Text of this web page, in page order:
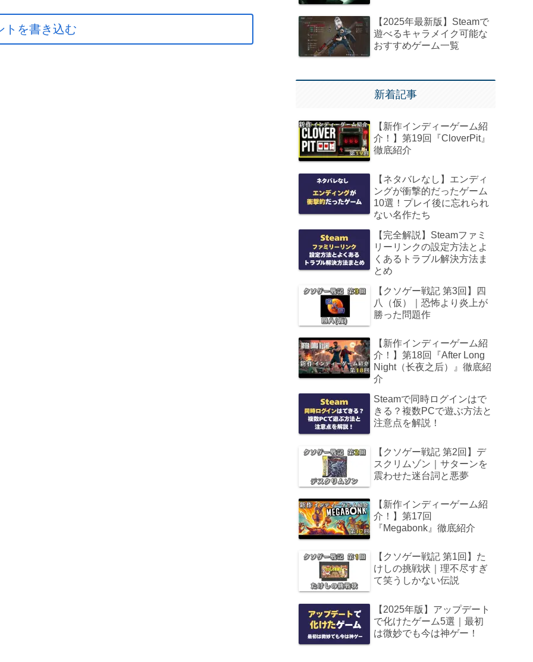
トを書き込む
【2025年最新版】Steamで
遊べるキャラメイク可能な
おすすめゲーム一覧
新着記事
【新作インディーゲーム紹
介！】第19回『CloverPit』
徹底紹介
【ネタバレなし】エンディ
ングが衝撃的だったゲーム
10選！プレイ後に忘れられ
ない名作たち
【完全解説】Steamファミ
リーリンクの設定方法とよ
くあるトラブル解決方法ま
とめ
【クソゲー戦記 第3回】四
八（仮）｜恐怖より炎上が
勝った問題作
【新作インディーゲーム紹
介！】第18回『After Long
Night（长夜之后）』徹底紹
介
Steamで同時ログインはで
きる？複数PCで遊ぶ方法と
注意点を解説！
【クソゲー戦記 第2回】デ
スクリムゾン｜サターンを
震わせた迷台詞と悪夢
【新作インディーゲーム紹
介！】第17回
『Megabonk』徹底紹介
【クソゲー戦記 第1回】た
けしの挑戦状｜理不尽すぎ
て笑うしかない伝説
【2025年版】アップデート
で化けたゲーム5選｜最初
は微妙でも今は神ゲー！